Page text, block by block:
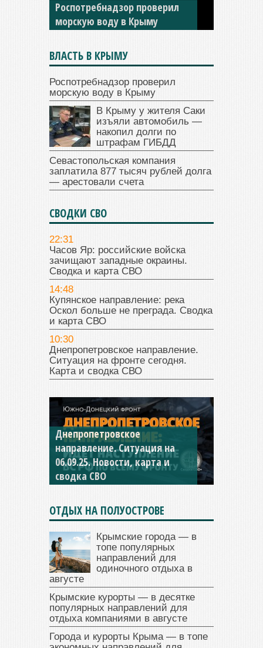
Роспотребнадзор проверил
морскую воду в Крыму
накопил долги по штрафам
ГИБДД
ВЛАСТЬ В КРЫМУ
Роспотребнадзор проверил
морскую воду в Крыму
В Крыму у жителя Саки
изъяли автомобиль —
накопил долги по
штрафам ГИБДД
Севастопольская компания
заплатила 877 тысяч рублей долга
— арестовали счета
СВОДКИ СВО
22:31
Часов Яр: российские войска
зачищают западные окраины.
Сводка и карта СВО
14:48
Купянское направление: река
Оскол больше не преграда. Сводка
и карта СВО
10:30
Днепропетровское направление.
Ситуация на фронте сегодня.
Карта и сводка СВО
Днепропетровское
направление. Ситуация на
06.09.25. Новости, карта и
сводка СВО
Константиновское
направление. Ситуация на
04.09.25 Новости, карта и
сводка СВО
ОТДЫХ НА ПОЛУОСТРОВЕ
Крымские города — в
топе популярных
направлений для
одиночного отдыха в
августе
Крымские курорты — в десятке
популярных направлений для
отдыха компаниями в августе
Города и курорты Крыма — в топе